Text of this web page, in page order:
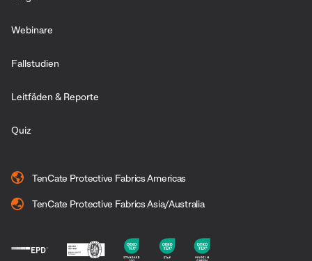
Webinare
Fallstudien
Leitfäden & Reporte
Quiz
TenCate Protective Fabrics Americas
TenCate Protective Fabrics Asia/Australia